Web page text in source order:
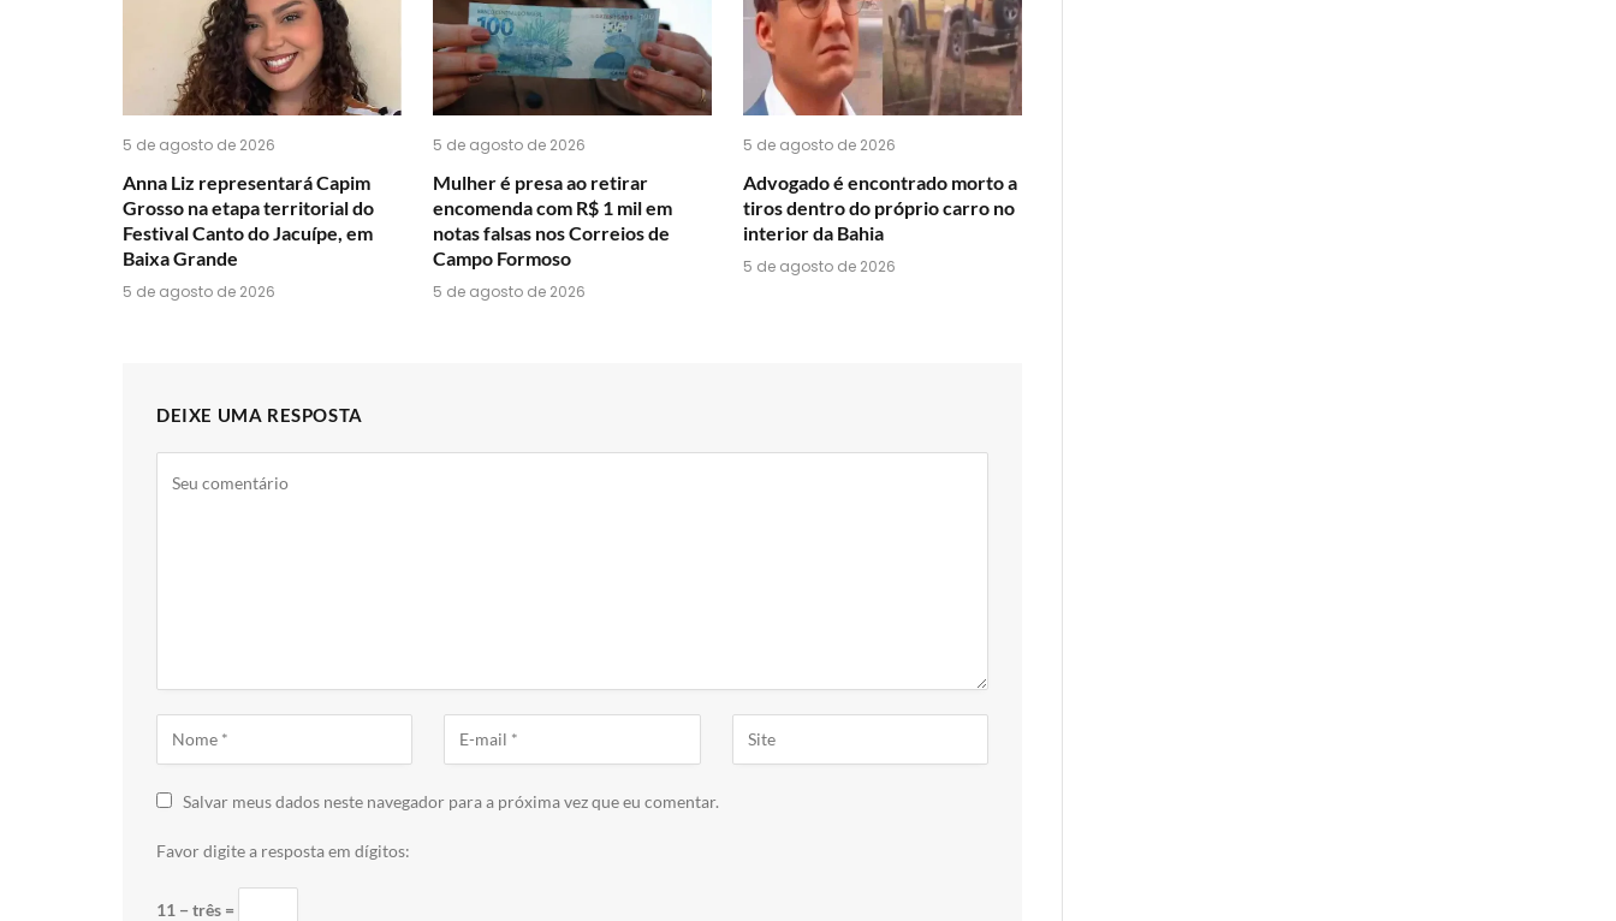
WhatsApp?
5 de agosto de 2026
Anna Liz representará Capim
Grosso na etapa territorial do
Festival Canto do Jacuípe, em
Baixa Grande
5 de agosto de 2026
5 de agosto de 2026
Mulher é presa ao retirar
encomenda com R$ 1 mil em
notas falsas nos Correios de
Campo Formoso
5 de agosto de 2026
5 de agosto de 2026
Advogado é encontrado morto a
tiros dentro do próprio carro no
interior da Bahia
5 de agosto de 2026
DEIXE UMA RESPOSTA
Salvar meus dados neste navegador para a próxima vez que eu comentar.
Favor digite a resposta em dígitos:
11 − três =